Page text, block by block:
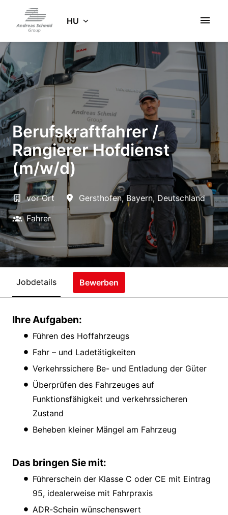
tartalomhoz
Kezdőlap HU
Berufskraftfahrer /
Rangierer Hofdienst
(m/w/d)
vor Ort Gersthofen, Bayern, Deutschland
Fahrer
Jobdetails Bewerben
Ihre Aufgaben:
Führen des Hoffahrzeugs
Fahr – und Ladetätigkeiten
Verkehrssichere Be- und Entladung der Güter
Überprüfen des Fahrzeuges auf
Funktionsfähigkeit und verkehrssicheren
Zustand
Beheben kleiner Mängel am Fahrzeug
Das bringen Sie mit:
Führerschein der Klasse C oder CE mit Eintrag
95, idealerweise mit Fahrpraxis
ADR-Schein wünschenswert